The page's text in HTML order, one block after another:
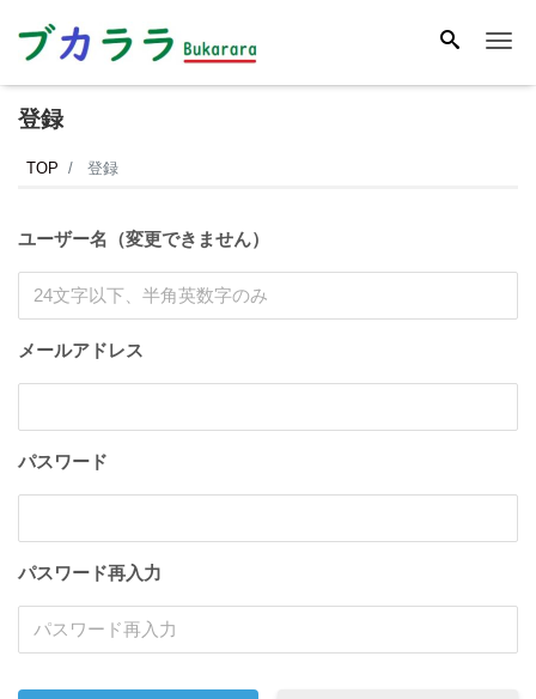
登録
TOP 登録
ユーザー名（変更できません）
メールアドレス
パスワード
パスワード再入力